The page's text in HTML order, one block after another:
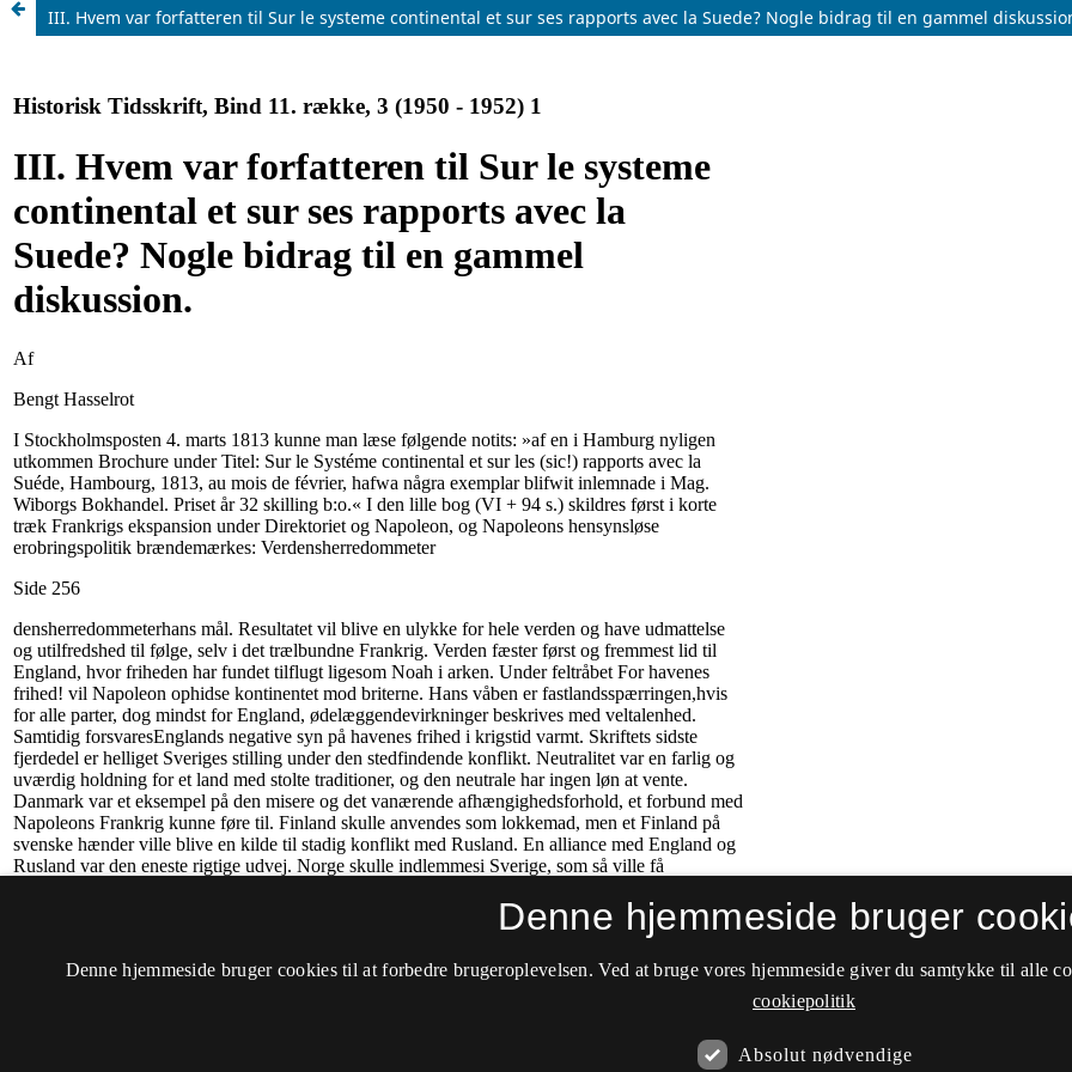
III. Hvem var forfatteren til Sur le systeme continental et sur ses rapports avec la Suede? Nogle bidrag til en gammel
Denne hjemmeside bruger
Denne hjemmeside bruger cookies til at forbedre brugeroplevelsen. Ved at bruge vores hjemmeside giver du samtykke til alle
cookiepolitik
Absolut nødvendige